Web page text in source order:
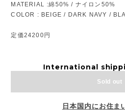
MATERIAL :綿50% / ナイロン50%
COLOR : BEIGE / DARK NAVY /
定価24200円
International
Sold out
日本国内にお住ま